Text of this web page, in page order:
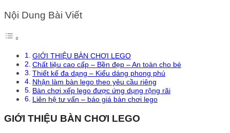
Nội Dung Bài Viết
GIỚI THIỆU BÀN CHƠI LEGO
Chất liệu cao cấp – Bền đẹp – An toàn cho bé
Thiết kế đa dạng – Kiểu dáng phong phú
Nhận làm bàn lego theo yêu cầu riêng
Bàn chơi xếp lego được ứng dụng rộng rãi
Liên hệ tư vấn – báo giá bàn chơi lego
GIỚI THIỆU BÀN CHƠI LEGO